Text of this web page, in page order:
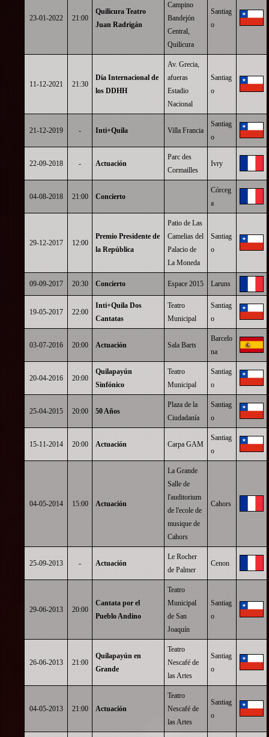
23-01-2022 21:00
Quilicura Teatro
Juan Radrigán
Campino
Bandejón
Central,
Quilicura
Santiag
o
11-12-2021 21:30
Día Internacional de
los DDHH
Av. Grecia,
afueras
Estadio
Nacional
Santiag
o
21-12-2019 - Inti+Quila Villa Francia
Santiag
o
22-09-2018 - Actuación
Parc des
Cormailles
Ivry
04-08-2018 21:00 Concierto
Córceg
a
29-12-2017 12:00
Premio Presidente de
la República
Patio de Las
Camelias del
Palacio de
La Moneda
Santiag
o
09-09-2017 20:30 Concierto Espace 2015 Laruns
19-05-2017 22:00
Inti+Quila Dos
Cantatas
Teatro
Municipal
Santiag
o
03-07-2016 20:00 Actuación Sala Barts
Barcelo
na
20-04-2016 20:00
Quilapayún
Sinfónico
Teatro
Municipal
Santiag
o
25-04-2015 20:00 50 Años
Plaza de la
Ciudadanía
Santiag
o
15-11-2014 20:00 Actuación Carpa GAM
Santiag
o
04-05-2014 15:00 Actuación
La Grande
Salle de
l'auditorium
de l'ecole de
musique de
Cahors
Cahors
25-09-2013 - Actuación
Le Rocher
de Palmer
Cenon
29-06-2013 20:00
Cantata por el
Pueblo Andino
Teatro
Municipal
de San
Joaquín
Santiag
o
26-06-2013 21:00
Quilapayún en
Grande
Teatro
Nescafé de
las Artes
Santiag
o
04-05-2013 21:00 Actuación
Teatro
Nescafé de
las Artes
Santiag
o